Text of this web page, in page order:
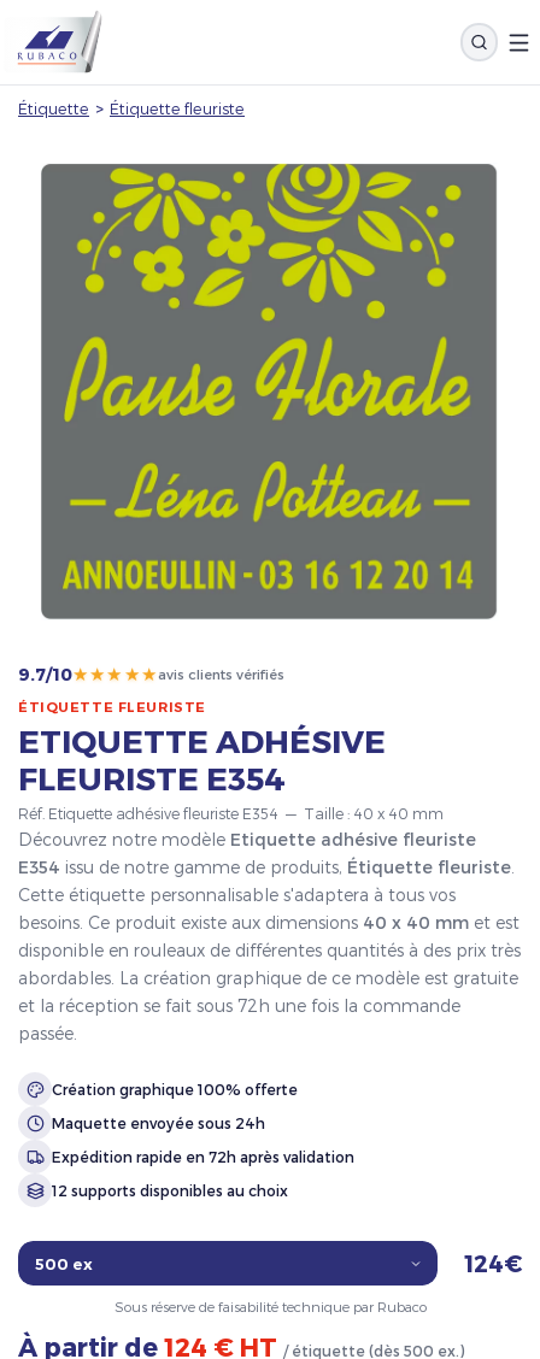
Étiquette > Étiquette fleuriste
9.7/10★★★★★avis clients vérifiés
ÉTIQUETTE FLEURISTE
ETIQUETTE ADHÉSIVE
FLEURISTE E354
Réf. Etiquette adhésive fleuriste E354 — Taille : 40 x 40 mm
Découvrez notre modèle Etiquette adhésive fleuriste
E354 issu de notre gamme de produits, Étiquette fleuriste
Cette étiquette personnalisable s'adaptera à tous vos
besoins. Ce produit existe aux dimensions 40 x 40 mm et est
disponible en rouleaux de différentes quantités à des prix très
abordables. La création graphique de ce modèle est gratuite
et la réception se fait sous 72h une fois la commande
passée.
Création graphique 100% offerte
Maquette envoyée sous 24h
Expédition rapide en 72h après validation
12 supports disponibles au choix
124€
Sous réserve de faisabilité technique par Rubaco
À partir de 124 € HT / étiquette (dès 500 ex.)